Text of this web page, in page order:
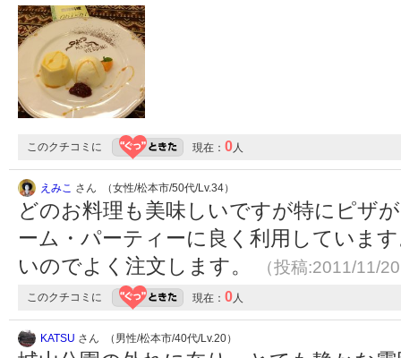
このクチコミに 現在： 0人
えみこ さん （女性/松本市/50代/Lv.34）
どのお料理も美味しいですが特にピザ
ーム・パーティーに良く利用していま
いのでよく注文します。
（投稿:2011/11/
このクチコミに 現在： 0人
KATSU さん （男性/松本市/40代/Lv.20）